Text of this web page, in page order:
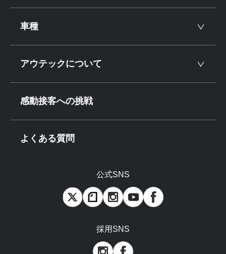
車種
アウテックについて
感動接客への挑戦
よくある質問
公式SNS
採用SNS